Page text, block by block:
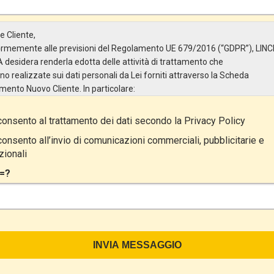
Cliente,
alle previsioni del Regolamento UE 679/2016 (“GDPR”),
desidera renderla edotta delle attività di trattamento che
realizzate sui dati personali da Lei forniti attraverso la Scheda
Nuovo Cliente. In particolare:
del Trattamento è LINCE ITALIA S.r.l., con sede in Via Variante di
snc 00072 – Ariccia (RM). L’interessato può esercitare i
diritti inviando una raccomandata alla sede legale oppure inviando una
del Trattamento
ed in particolare dati personali comuni (dati identificativi e
che i dati delle persone fisiche sono sempre qualificati come
al trattamento dei dati secondo la Privacy Policy
all’invio di comunicazioni commerciali, pubblicitarie e